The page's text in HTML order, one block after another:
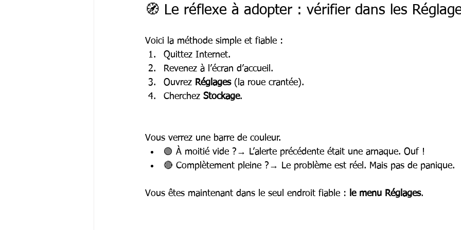
🧭 Le réflexe à adopter : vérifier dans les
Voici la méthode simple et fiable :
Quittez Internet.
Revenez à l’écran d’accueil.
Ouvrez Réglages (la roue crantée).
Cherchez Stockage.
Vous verrez une barre de couleur.
🟢 À moitié vide ?→ L’alerte précédente était une arnaque. Ouf !
🔴 Complètement pleine ?→ Le problème est réel. Mais pas de panique.
Vous êtes maintenant dans le seul endroit fiable : le menu Réglages.